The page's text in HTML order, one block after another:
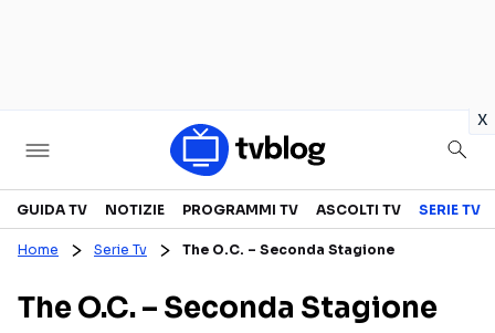
x
Televisione
CANALI TV
SERIE TV
GUIDA TV NOTIZIE PROGRAMMI TV ASCOLTI TV SERIE TV
Home Serie Tv The O.C. – Seconda Stagione
The O.C. – Seconda Stagione